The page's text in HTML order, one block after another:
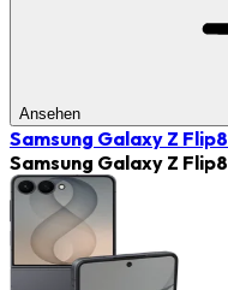
Ansehen
Samsung Galaxy Z Flip8
Samsung Galaxy Z Flip8